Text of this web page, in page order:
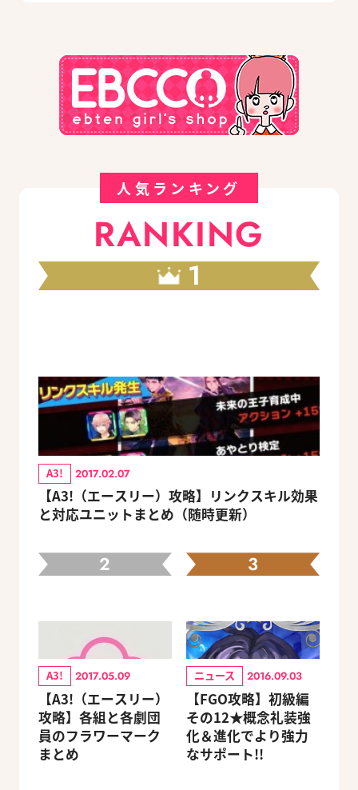
人気ランキング
RANKING
1
A3! 2017.02.07
【A3!（エースリー）攻略】リンクスキル効果
と対応ユニットまとめ（随時更新）
2
A3! 2017.05.09
【A3!（エースリー）
攻略】各組と各劇団
員のフラワーマーク
まとめ
3
ニュース 2016.09.03
【FGO攻略】初級編
その12★概念礼装強
化＆進化でより強力
なサポート!!